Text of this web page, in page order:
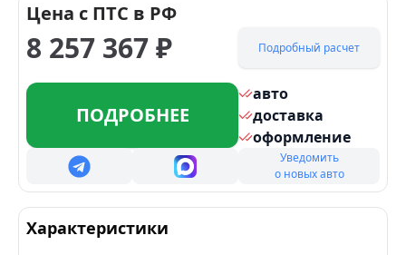
Цена с ПТС в РФ
8 257 367₽ Подробный расчет
ПОДРОБНЕЕ
авто
доставка
оформление
Уведомить
о новых авто
Характеристики